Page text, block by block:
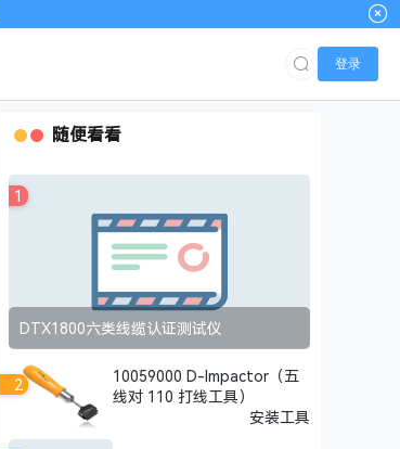
登录
随便看看
1
DTX1800六类线缆认证测试仪
2
10059000 D-Impactor（五
线对 110 打线工具）
安装工具